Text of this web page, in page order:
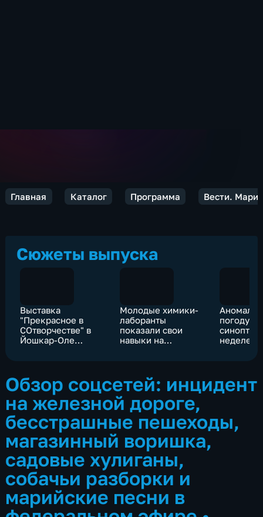
Главная Каталог Программа Вести.
Сюжеты выпуска
Выставка
"Прекрасное в
СОтворчестве" в
Йошкар-Оле
сообщества
мастеров
Молодые химики-
лаборанты
показали свои
навыки на
погоду
неделе в
Обзор соцсетей: инцидент
на железной дороге,
бесстрашные пешеходы,
магазинный воришка,
садовые хулиганы,
собачьи разборки и
марийские песни в